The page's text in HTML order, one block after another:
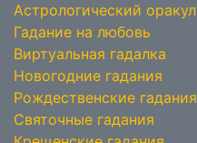
Астрологический оракул
Гадание на любовь
Виртуальная гадалка
Новогодние гадания
Рождественские гадания
Святочные гадания